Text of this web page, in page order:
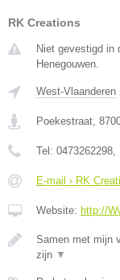
RK Creations
Niet gevestigd in
Henegouwen.
West-Vlaanderen
Poekestraat,
Tel: 0473262298,
E-mail › RK
Website: http://
Samen met mijn
zijn ▼